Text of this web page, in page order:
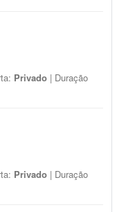
Privado | Duração
Privado | Duração